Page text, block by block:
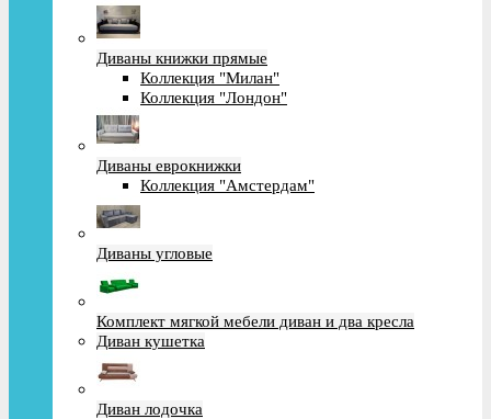
Диваны книжки прямые
Коллекция "Милан"
Коллекция "Лондон"
Диваны еврокнижки
Коллекция "Амстердам"
Диваны угловые
Комплект мягкой мебели диван и два кресла
Диван кушетка
Диван лодочка